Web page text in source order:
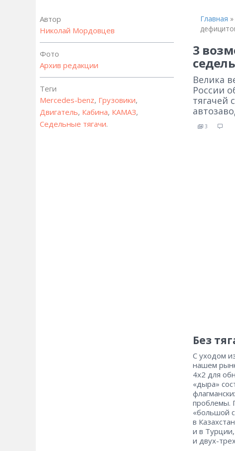
Автор
Николай Мордовцев
Фото
Архив редакции
Теги
Mercedes-benz, Грузовики,
Двигатель, Кабина, КАМАЗ,
Седельные тягачи.
Главная »
3
Велика
России
тягачей
3
Без
С уходом
нашем
4х2 для
«дыра»
проблемы.
«большой
в
и в
и двух-